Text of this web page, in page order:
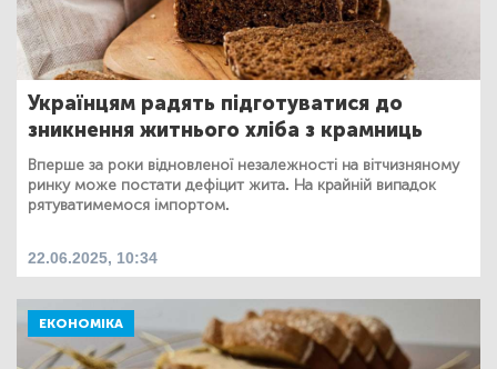
Українцям радять підготуватися до
зникнення житнього хліба з крамниць
Вперше за роки відновленої незалежності на вітчизняному
ринку може постати дефіцит жита. На крайній випадок
рятуватимемося імпортом.
22.06.2025, 10:34
ЕКОНОМІКА